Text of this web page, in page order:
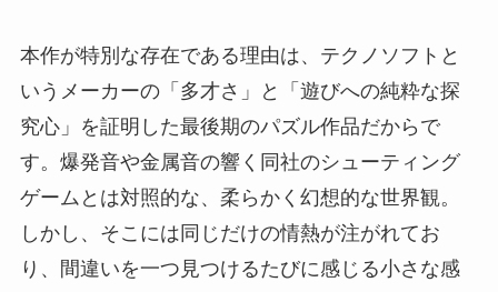
本作が特別な存在である理由は、テクノソフトと
いうメーカーの「多才さ」と「遊びへの純粋な探
究心」を証明した最後期のパズル作品だからで
す。爆発音や金属音の響く同社のシューティング
ゲームとは対照的な、柔らかく幻想的な世界観。
しかし、そこには同じだけの情熱が注がれてお
り、間違いを一つ見つけるたびに感じる小さな感